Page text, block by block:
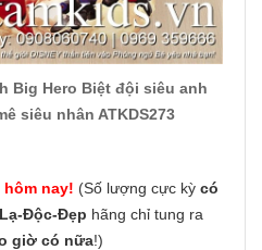
Big Hero Biệt đội siêu anh
siêu nhân ATKDS273
nay! (Số lượng cực kỳ có
Độc-Đẹp hãng chỉ tung ra
giờ có nữa!)